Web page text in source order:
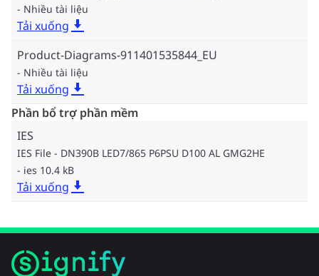
Nhiều tài liệu
Tải xuống
Product-Diagrams-911401535844_EU
Nhiều tài liệu
Tải xuống
Phần bổ trợ phần mềm
IES
IES File - DN390B LED7/865 P6PSU D100 AL GMG2HE
ies 10.4 kB
Tải xuống